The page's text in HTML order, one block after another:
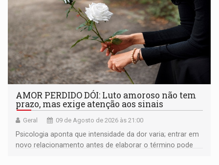
AMOR PERDIDO DÓI: Luto amoroso não tem
prazo, mas exige atenção aos sinais
Geral 09 de Agosto de 2026 às 21:00
Psicologia aponta que intensidade da dor varia; entrar em
novo relacionamento antes de elaborar o término pode